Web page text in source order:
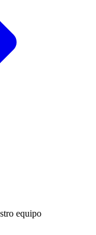
equipo